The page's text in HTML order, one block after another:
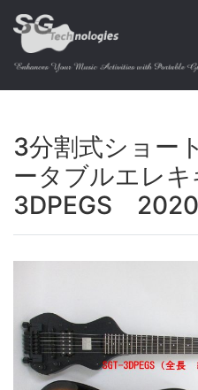
3分割式ショー
ータブルエレ
3DPEGS 2020